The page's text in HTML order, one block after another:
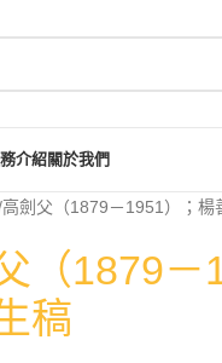
介紹關於我們
高劍父（1879－1951）；楊
（1879－
稿